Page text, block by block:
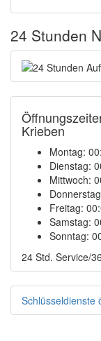
24 Stunden
Krieben
Montag:
Dienstag:
Mittwoch:
Freitag:
Samstag:
Sonntag:
24 Std. Service/
Schlüsseldienste